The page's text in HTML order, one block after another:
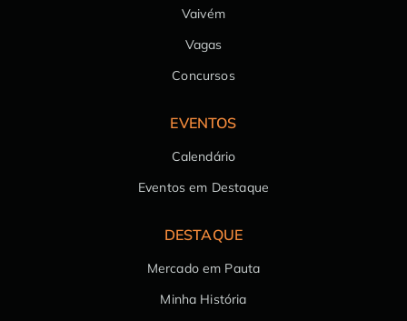
Vaivém
Vagas
Concursos
EVENTOS
Calendário
Eventos em Destaque
DESTAQUE
Mercado em Pauta
Minha História